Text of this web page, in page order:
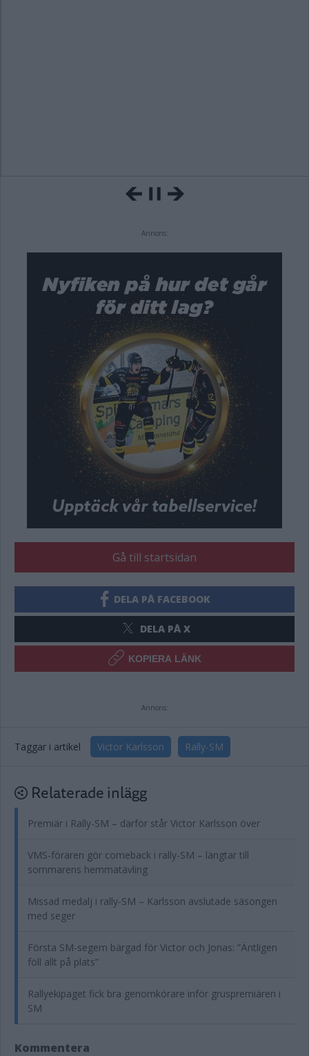
Annons:
Gå till startsidan
DELA PÅ FACEBOOK
DELA PÅ X
KOPIERA LÄNK
Annons:
Taggar i artikel Victor Karlsson Rally-SM
Relaterade inlägg
Premiär i Rally-SM – därför står Victor Karlsson över
VMS-föraren gör comeback i rally-SM – längtar till
sommarens hemmatävling
Missad medalj i rally-SM – Karlsson avslutade säsongen
med seger
Första SM-segern bärgad för Victor och Jonas: ”Äntligen
föll allt på plats”
Rallyekipaget fick bra genomkörare inför gruspremiären i
SM
Kommentera